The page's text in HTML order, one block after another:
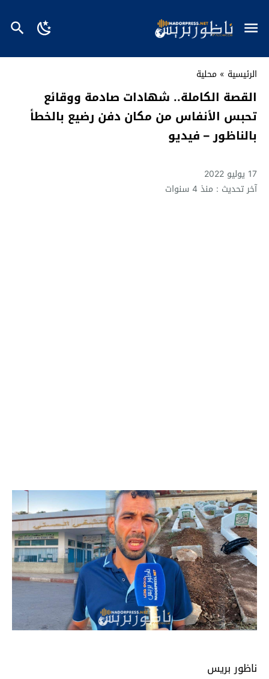
الرئيسية » محلية
القصة الكاملة.. شهادات صادمة ووقائع
تحبس الأنفاس من مكان دفن رضيع بالخطأ
بالناظور – فيديو
17 يوليو 2022
آخر تحديث : منذ 4 سنوات
ناظور بريس